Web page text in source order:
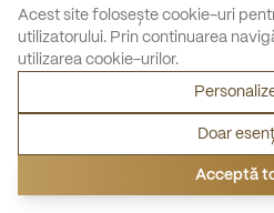
Acest site folosește cookie-uri
utilizatorului. Prin continuarea
utilizarea cookie-urilor.
Doar
Acceptă